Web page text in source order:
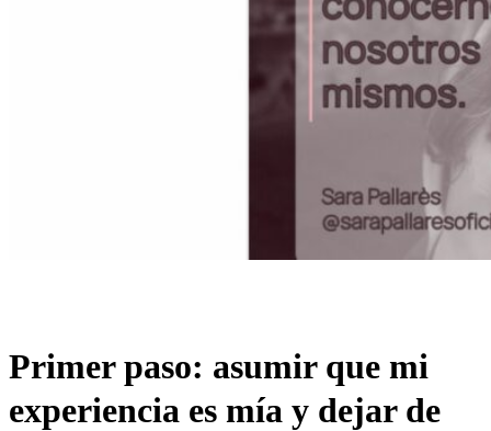
Primer paso: asumir que mi
experiencia es mía y dejar de